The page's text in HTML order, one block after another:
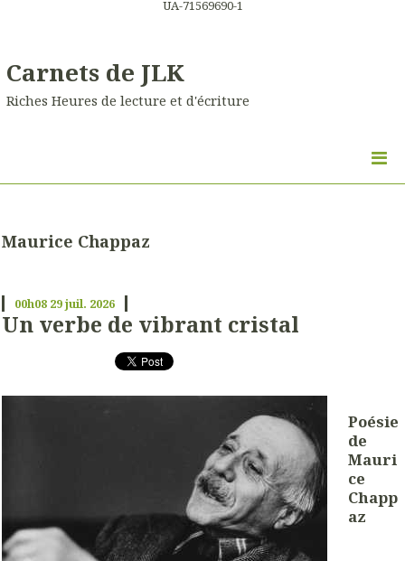
UA-71569690-1
Carnets de JLK
Riches Heures de lecture et d'écriture
Maurice Chappaz
00h08 29juil. 2026
Un verbe de vibrant cristal
Poésie
de
Mauri
ce
Chapp
az